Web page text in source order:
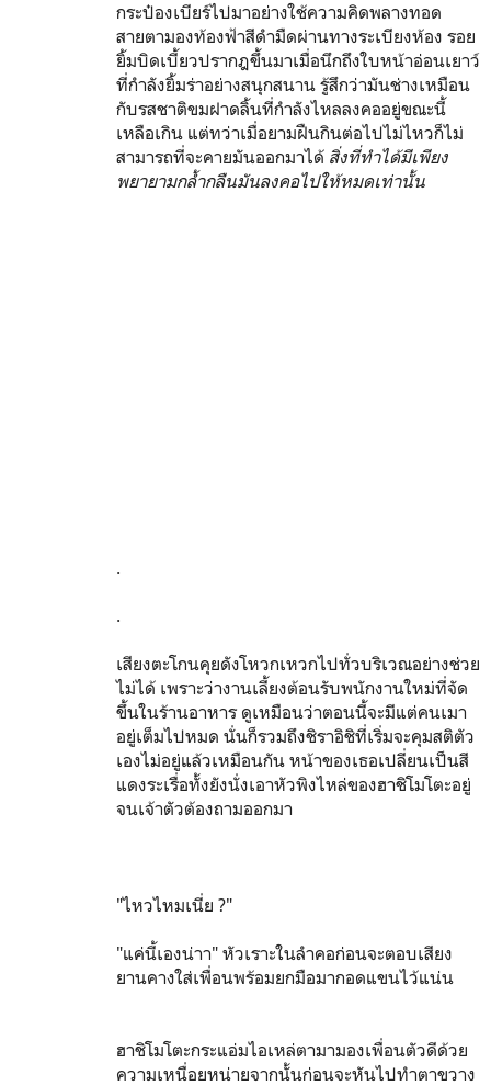
กระป๋องเบียร์ไปมาอย่างใช้ความคิดพลางทอด
สายตามองท้องฟ้าสีดำมืดผ่านทางระเบียงห้อง รอย
ยิ้มบิดเบี้ยวปรากฎขึ้นมาเมื่อนึกถึงใบหน้าอ่อนเยาว์
ที่กำลังยิ้มร่าอย่างสนุกสนาน รู้สึกว่ามันช่างเหมือน
กับรสชาติขมฝาดลิ้นที่กำลังไหลลงคออยู่ขณะนี้
เหลือเกิน แต่ทว่าเมื่อยามฝืนกินต่อไปไม่ไหวก็ไม่
สามารถที่จะคายมันออกมาได้ สิ่งที่ทำได้มีเพียง
พยายามกล้ำกลืนมันลงคอไปให้หมดเท่านั้น
.
.
เสียงตะโกนคุยดังโหวกเหวกไปทั่วบริเวณอย่างช่วย
ไม่ได้ เพราะว่างานเลี้ยงต้อนรับพนักงานใหม่ที่จัด
ขึ้นในร้านอาหาร ดูเหมือนว่าตอนนี้จะมีแต่คนเมา
อยู่เต็มไปหมด นั่นก็รวมถึงชิราอิชิที่เริ่มจะคุมสติตัว
เองไม่อยู่แล้วเหมือนกัน หน้าของเธอเปลี่ยนเป็นสี
แดงระเรื่อทั้งยังนั่งเอาหัวพิงไหล่ของฮาชิโมโตะอยู่
จนเจ้าตัวต้องถามออกมา
"ไหวไหมเนี่ย ?"
"แค่นี้เองน่าา" หัวเราะในลำคอก่อนจะตอบเสียง
ยานคางใส่เพื่อนพร้อมยกมือมากอดแขนไว้แน่น
ฮาชิโมโตะกระแอ่มไอเหล่ตามามองเพื่อนตัวดีด้วย
ความเหนื่อยหน่ายจากนั้นก่อนจะหันไปทำตาขวาง